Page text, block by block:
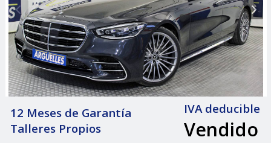
12 Meses de Garantía
Talleres Propios
IVA deducible
Vendido